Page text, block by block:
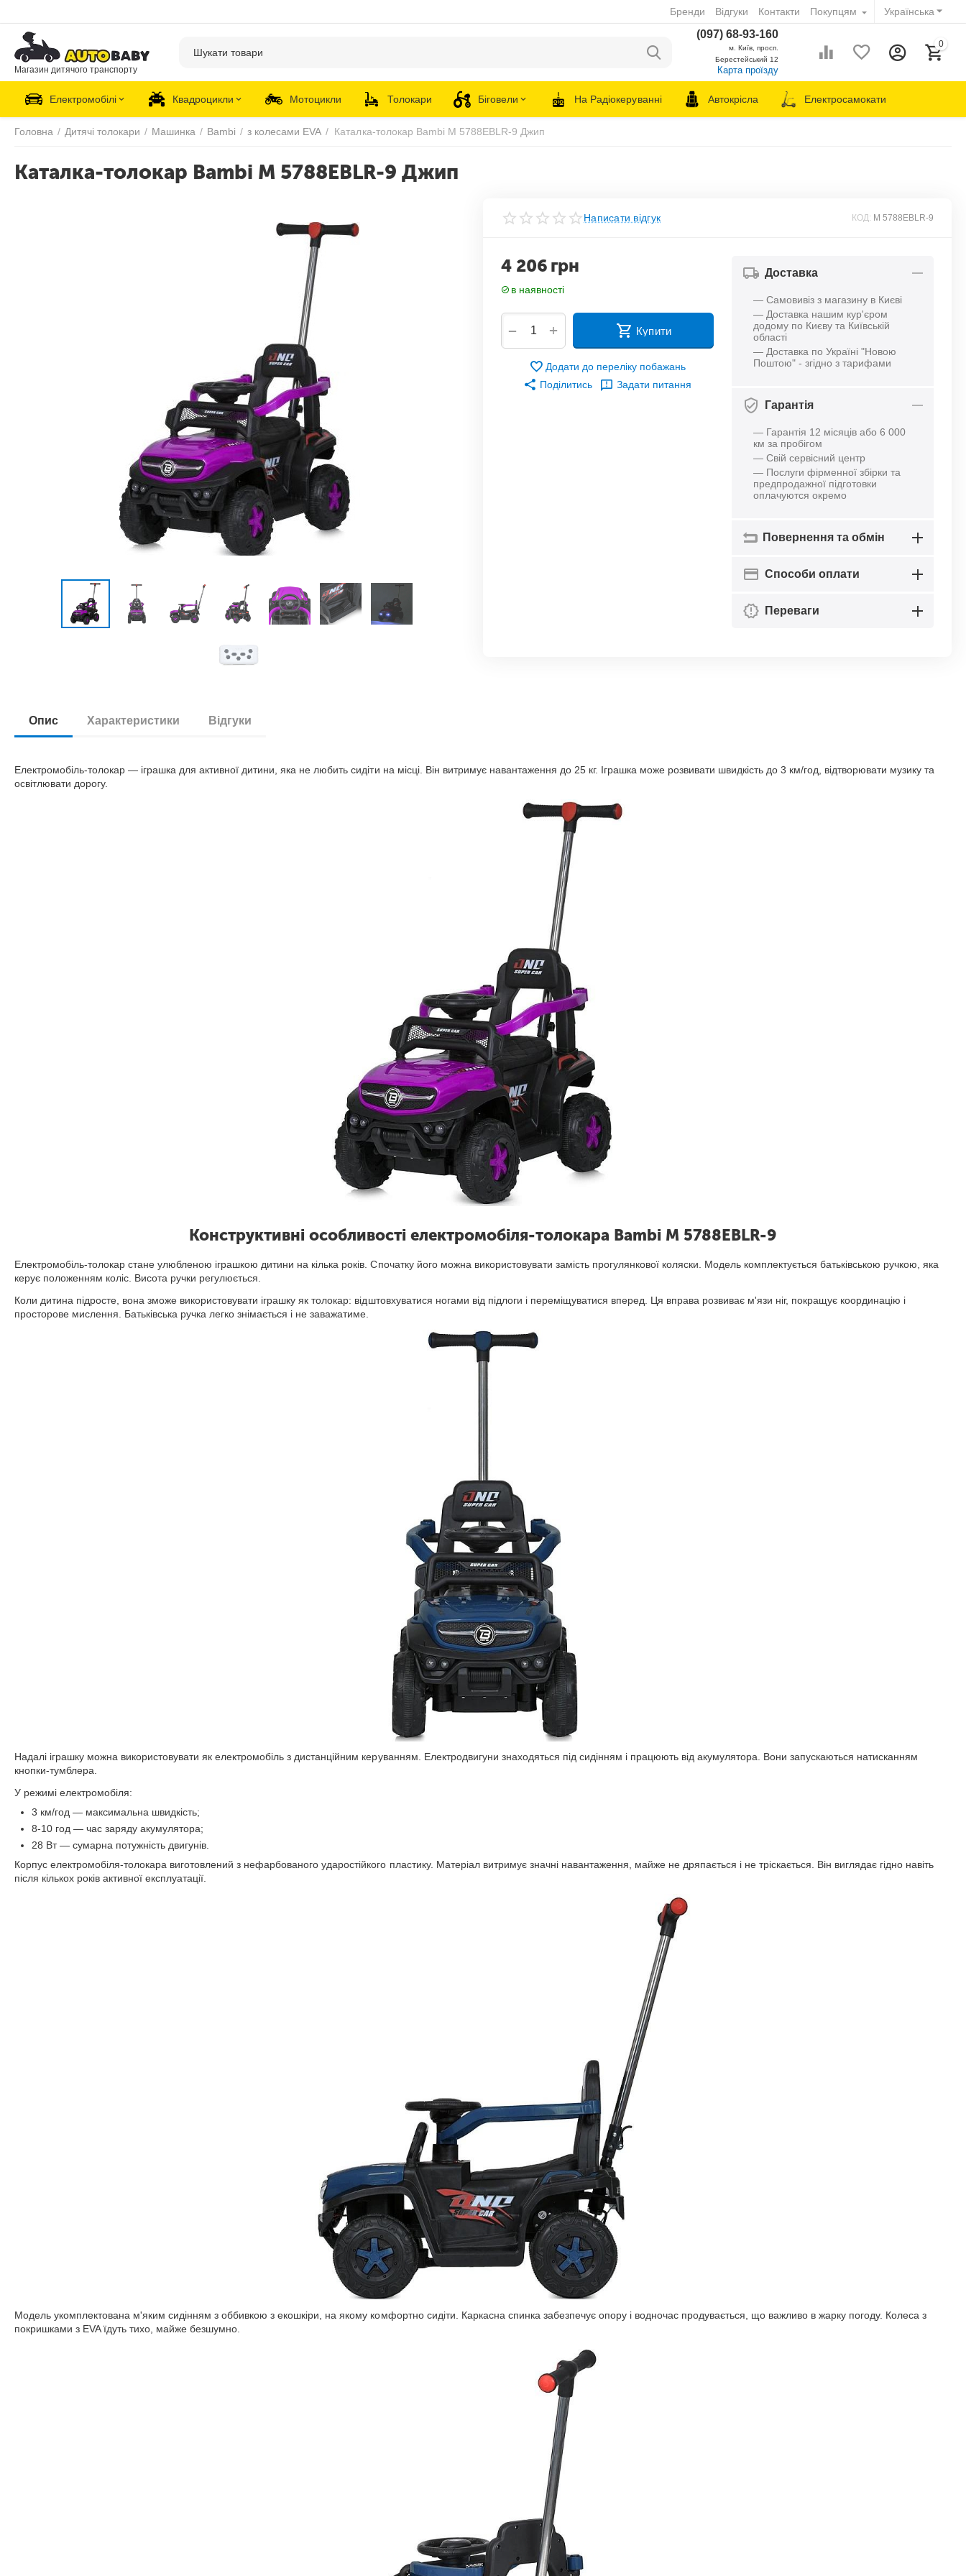
Українська
Бренди Відгуки Контакти Покупцям
Магазин дитячого транспорту
(097) 68-93-160
м. Київ, просп.
Берестейський 12
Карта проїзду
0
Електромобілі Квадроцикли Мотоцикли Толокари Біговели На Радіокеруванні Автокрісла Електросамокати
Головна / Дитячі толокари / Машинка / Bambi / з колесами EVA / Каталка-толокар Bambi M 5788EBLR-9 Джип
Каталка-толокар Bambi M 5788EBLR-9 Джип
Написати відгук КОД: M 5788EBLR-9
4 206 грн
в наявності
+
− Купити
Додати до переліку побажань
Поділитись
Задати питання
Доставка
— Самовивіз з магазину в Києві
— Доставка нашим кур'єром
додому по Києву та Київській
області
— Доставка по Україні "Новою
Поштою" - згідно з тарифами
Гарантія
— Гарантія 12 місяців або 6 000
км за пробігом
— Свій сервісний центр
— Послуги фірменної збірки та
предпродажної підготовки
оплачуются окремо
Повернення та обмін
Способи оплати
Переваги
Опис Характеристики Відгуки
Електромобіль-толокар — іграшка для активної дитини, яка не любить сидіти на місці. Він витримує навантаження до 25 кг. Іграшка може розвивати швидкість до 3 км/год, відтворювати музику та
освітлювати дорогу.
Конструктивні особливості електромобіля-толокара Bambi M 5788EBLR-9
Електромобіль-толокар стане улюбленою іграшкою дитини на кілька років. Спочатку його можна використовувати замість прогулянкової коляски. Модель комплектується батьківською ручкою, яка
керує положенням коліс. Висота ручки регулюється.
Коли дитина підросте, вона зможе використовувати іграшку як толокар: відштовхуватися ногами від підлоги і переміщуватися вперед. Ця вправа розвиває м'язи ніг, покращує координацію і
просторове мислення. Батьківська ручка легко знімається і не заважатиме.
Надалі іграшку можна використовувати як електромобіль з дистанційним керуванням. Електродвигуни знаходяться під сидінням і працюють від акумулятора. Вони запускаються натисканням
кнопки-тумблера.
У режимі електромобіля:
3 км/год — максимальна швидкість;
8-10 год — час заряду акумулятора;
28 Вт — сумарна потужність двигунів.
Корпус електромобіля-толокара виготовлений з нефарбованого ударостійкого пластику. Матеріал витримує значні навантаження, майже не дряпається і не тріскається. Він виглядає гідно навіть
після кількох років активної експлуатації.
Модель укомплектована м'яким сидінням з оббивкою з екошкіри, на якому комфортно сидіти. Каркасна спинка забезпечує опору і водночас продувається, що важливо в жарку погоду. Колеса з
покришками з EVA їдуть тихо, майже безшумно.